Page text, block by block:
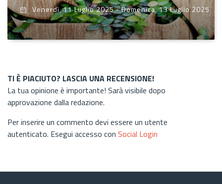
Venerdì, 11 Luglio 2025-Domenica, 13 Luglio 2025
→
TI È PIACIUTO? LASCIA UNA RECENSIONE!
La tua opinione è importante! Sarà visibile dopo
approvazione dalla redazione.
Per inserire un commento devi essere un utente
autenticato. Esegui accesso con Social Login